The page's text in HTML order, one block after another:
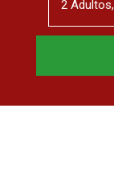
2 Adultos,